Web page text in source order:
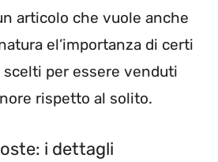
articolo che vuole anche
el’importanza di certi
per essere venduti
rispetto al solito.
i dettagli